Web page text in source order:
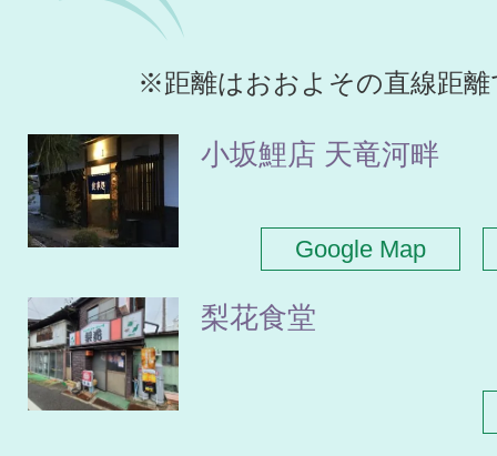
※距離はおおよその直線距離
小坂鯉店 天竜河畔
Google Map
梨花食堂